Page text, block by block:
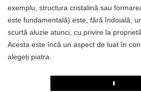
exemplu, structura cristalină sau
este fundamentală) este, fără îndoială,
scurtă aluzie atunci, cu privire la
Acesta este încă un aspect de luat în
alegeți piatra.
Play